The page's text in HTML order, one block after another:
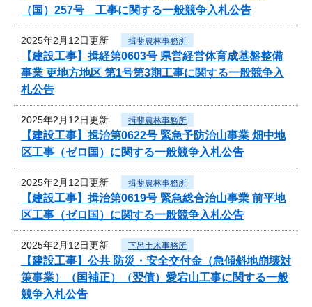
（国）257号 工事に関する一般競争入札公告
2025年2月12日更新 揖斐農林事務所
【建設工事】揖経第0603号 県営経営体育成基盤整備
事業 更地方地区 第1号第3期工事に関する一般競争入
札公告
2025年2月12日更新 揖斐農林事務所
【建設工事】揖治第0622号 緊急予防治山事業 畑中地
区工事（ゼロ国）に関する一般競争入札公告
2025年2月12日更新 揖斐農林事務所
【建設工事】揖治第0619号 緊急総合治山事業 前平地
区工事（ゼロ国）に関する一般競争入札公告
2025年2月12日更新 下呂土木事務所
【建設工事】公共 防災・安全交付金（急傾斜地崩壊対
策事業）（国補正）（翌債）愛宕山工事に関する一般
競争入札公告